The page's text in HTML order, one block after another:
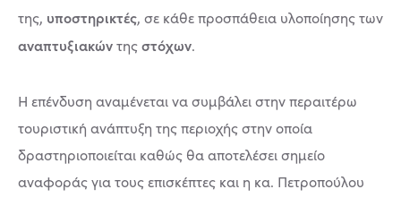
της, υποστηρικτές, σε κάθε προσπάθεια υλοποίησης των
αναπτυξιακώντηςστόχων.
Η επένδυση αναμένεται να συμβάλει στην περαιτέρω
τουριστική ανάπτυξη της περιοχής στην οποία
δραστηριοποιείται καθώς θα αποτελέσει σημείο
αναφοράς για τους επισκέπτες και η κα. Πετροπούλου